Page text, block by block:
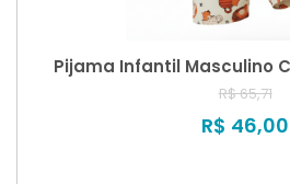
Pijama Infantil Masculino
R$ 65,71
R$ 46,00